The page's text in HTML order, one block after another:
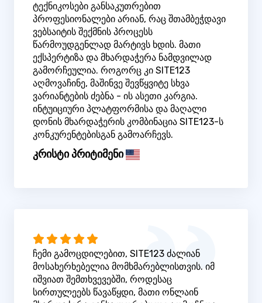
ტექნიკოსები განსაკუთრებით
პროფესიონალები არიან, რაც შთამბეჭდავი
ვებსაიტის შექმნის პროცესს
წარმოუდგენლად მარტივს ხდის. მათი
ექსპერტიზა და მხარდაჭერა ნამდვილად
გამორჩეულია. როგორც კი SITE123
აღმოვაჩინე, მაშინვე შევწყვიტე სხვა
ვარიანტების ძებნა - ის ასეთი კარგია.
ინტუიციური პლატფორმისა და მაღალი
დონის მხარდაჭერის კომბინაცია SITE123-ს
კონკურენტებისგან გამოარჩევს.
კრისტი პრიტიმენი
ჩემი გამოცდილებით, SITE123 ძალიან
მოსახერხებელია მომხმარებლისთვის. იმ
იშვიათ შემთხვევებში, როდესაც
სირთულეებს წავაწყდი, მათი ონლაინ